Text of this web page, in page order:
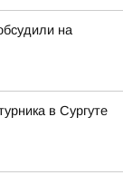
на
в Сургуте